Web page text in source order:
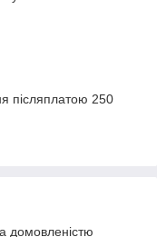
післяплатою 250
домовленістю